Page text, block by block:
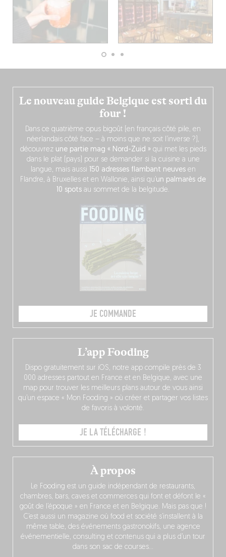
Le nouveau guide Belgique est sorti du
four !
Dans ce quatrième opus bigoût (en français côté pile, en
néerlandais côté face – à moins que ne soit l’inverse ?),
découvrez une partie mag « Nord-Zuid » qui met les pieds
dans le plat (pays) pour se demander si la cuisine a une
langue, mais aussi 150 adresses flambant neuvesen
Flandre, à Bruxelles et en Wallonie, ainsi qu’un palmarès de
10 spots au sommet de la belgitude.
JE COMMANDE
À propos
Le Fooding est un guide indépendant de restaurants,
chambres, bars, caves et commerces qui font et défont le «
goût de l’époque » en France et en Belgique. Mais pas que !
C’est aussi un magazine où food et société s’installent à la
même table, des événements gastronokifs, une agence
événementielle, consulting et contenus qui a plus d’un tour
dans son sac de courses…
L’app Fooding
Dispo gratuitement sur iOS, notre app compile près de 3
000 adresses partout en France et en Belgique, avec une
map pour trouver les meilleurs plans autour de vous ainsi
qu’un espace « Mon Fooding » où créer et partager vos listes
de favoris à volonté.
JE LA TÉLÉCHARGE !